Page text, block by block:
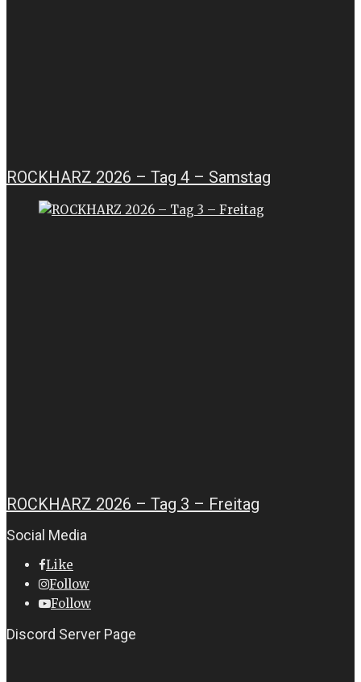
ROCKHARZ 2026 – Tag 4 – Samstag
ROCKHARZ 2026 – Tag 3 – Freitag
Social Media
Like
Follow
Follow
Discord Server Page